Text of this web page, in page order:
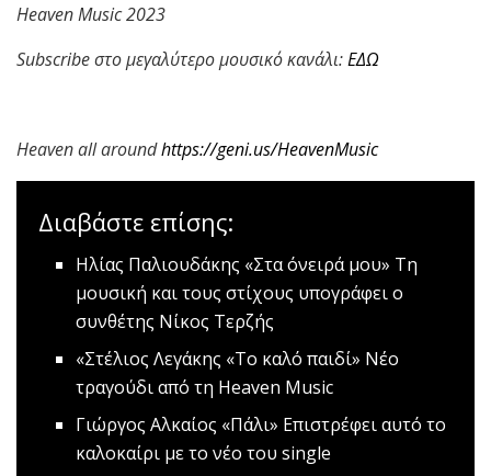
Heaven Music 2023
Subscribe στο μεγαλύτερο μουσικό κανάλι:ΕΔΩ
Heaven all aroundhttps://geni.us/HeavenMusic
Διαβάστε επίσης:
Ηλίας Παλιουδάκης «Στα όνειρά μου» Τη
μουσική και τους στίχους υπογράφει ο
συνθέτης Νίκος Τερζής
«Στέλιος Λεγάκης «Το καλό παιδί» Νέο
τραγούδι από τη Heaven Music
Γιώργος Αλκαίος «Πάλι» Επιστρέφει αυτό το
καλοκαίρι με το νέο του single